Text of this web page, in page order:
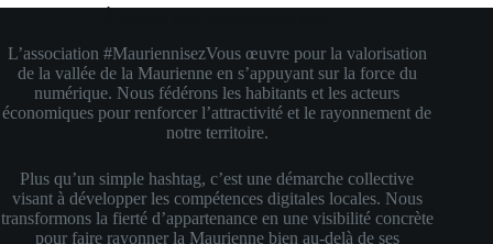
L’association #MauriennisezVous œuvre pour la valorisation
de la vallée de la Maurienne en s’appuyant sur la force du
numérique. Nous fédérons les habitants et les acteurs
économiques pour renforcer l’attractivité et le rayonnement de
notre territoire.
Plus qu’un simple hashtag, c’est une démarche collective
visant à développer les compétences digitales locales. Nous
transformons la fierté d’appartenance en une visibilité concrète
pour faire rayonner la Maurienne bien au-delà de ses